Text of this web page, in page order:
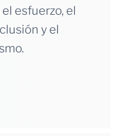
esfuerzo, el
y el